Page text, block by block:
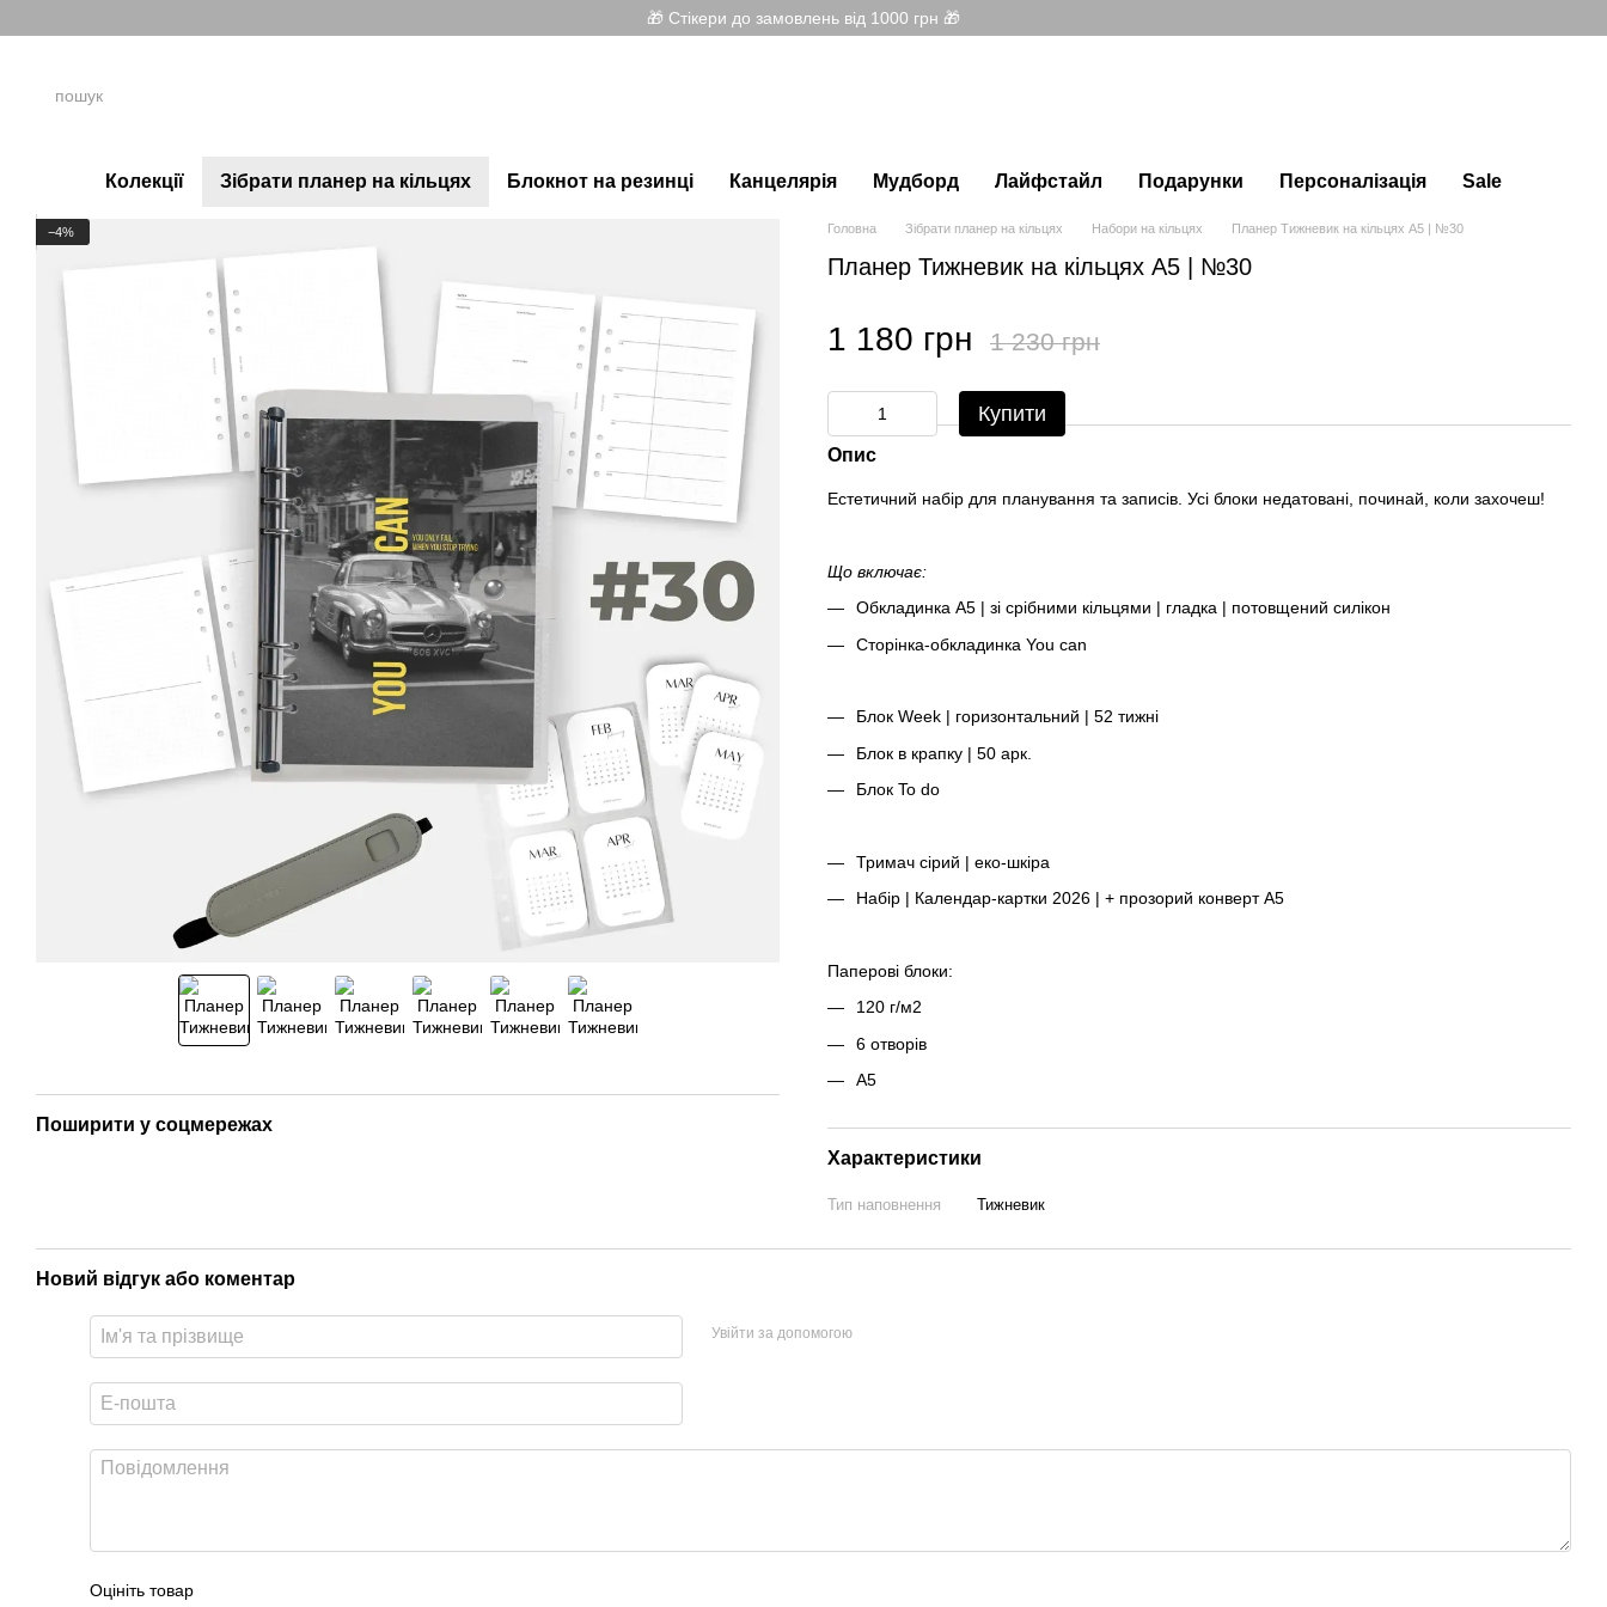
🎁 Стікери до замовлень від 1000 грн 🎁
Колекції Зібрати планер на кільцях Блокнот на резинці Канцелярія Мудборд Лайфстайл Подарунки Персоналізація Sale
−4%
Поширити у соцмережах
Головна Зібрати планер на кільцях Набори на кільцях Планер Тижневик на кільцях А5 | №30
Планер Тижневик на кільцях А5 | №30
1 180 грн 1 230 грн
Купити
Опис
Естетичний набір для планування та записів. Усі блоки недатовані, починай, коли захочеш!
Що включає:
Обкладинка А5 | зі срібними кільцями | гладка | потовщений силікон
Сторінка-обкладинка You can
Блок Week | горизонтальний | 52 тижні
Блок в крапку | 50 арк.
Блок To do
Тримач сірий | еко-шкіра
Набір | Календар-картки 2026 | + прозорий конверт A5
Паперові блоки:
120 г/м2
6 отворів
А5
Характеристики
Тип наповнення Тижневик
Новий відгук або коментар
Увійти за допомогою
Оцініть товар